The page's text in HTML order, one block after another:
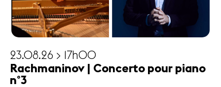
23.08.26 > 17h00
Rachmaninov | Concerto pour piano
n°3